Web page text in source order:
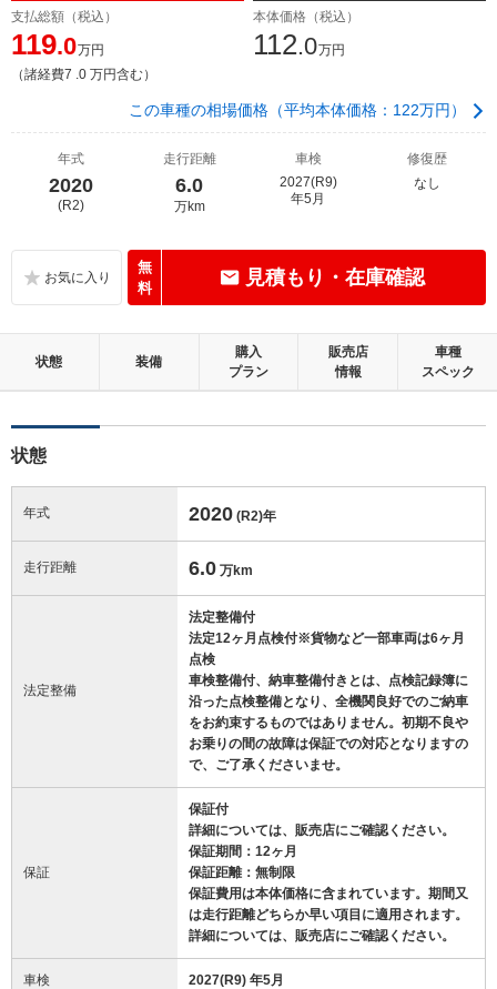
支払総額（税込）
119.0万円
（諸経費7 .0 万円含む）
本体価格（税込）
112.0万円
この車種の相場価格（平均本体価格：122万円）
年式
2020
(R2)
走行距離
6.0
万km
車検
2027(R9)
年5月
修復歴
なし
無
料
見積もり・在庫確認
状態 装備
購入
プラン
販売店
情報
車種
スペック
状態
年式 2020 (R2)年
走行距離 6.0 万km
法定整備
法定整備付
法定12ヶ月点検付※貨物など一部車両は6ヶ月
点検
車検整備付、納車整備付きとは、点検記録簿に
沿った点検整備となり、全機関良好でのご納車
をお約束するものではありません。初期不良や
お乗りの間の故障は保証での対応となりますの
で、ご了承くださいませ。
保証
保証付
詳細については、販売店にご確認ください。
保証期間：12ヶ月
保証距離：無制限
保証費用は本体価格に含まれています。期間又
は走行距離どちらか早い項目に適用されます。
詳細については、販売店にご確認ください。
車検 2027(R9) 年5月